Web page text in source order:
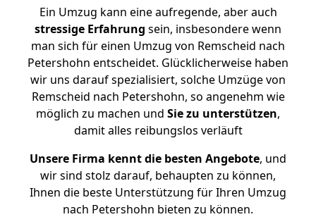
Ein Umzug kann eine aufregende, aber auch
stressige Erfahrung sein, insbesondere wenn
man sich für einen Umzug von Remscheid nach
Petershohn entscheidet. Glücklicherweise haben
wir uns darauf spezialisiert, solche Umzüge von
Remscheid nach Petershohn, so angenehm wie
möglich zu machen und Sie zu unterstützen,
damit alles reibungslos verläuft
Unsere Firma kennt die besten Angebote, und
wir sind stolz darauf, behaupten zu können,
Ihnen die beste Unterstützung für Ihren Umzug
nach Petershohn bieten zu können.